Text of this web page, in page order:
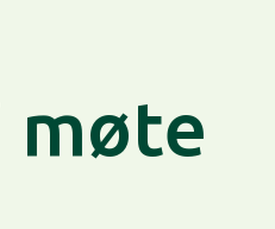
møte